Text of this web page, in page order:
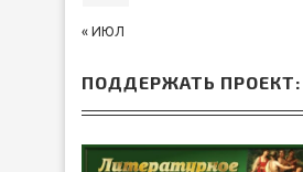
« ИЮЛ
ПОДДЕРЖАТЬ ПРОЕКТ: